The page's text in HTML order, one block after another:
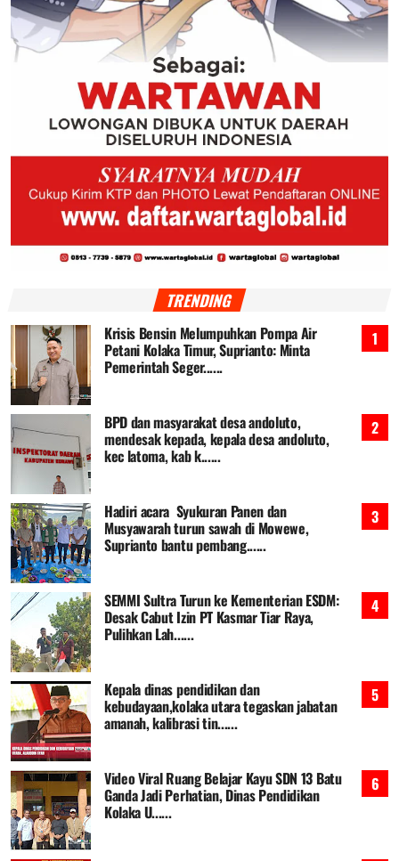
TRENDING
Krisis Bensin Melumpuhkan Pompa Air
Petani Kolaka Timur, Suprianto: Minta
Pemerintah Seger......
BPD dan masyarakat desa andoluto,
mendesak kepada, kepala desa andoluto,
kec latoma, kab k......
Hadiri acara Syukuran Panen dan
Musyawarah turun sawah di Mowewe,
Suprianto bantu pembang......
SEMMI Sultra Turun ke Kementerian ESDM:
Desak Cabut Izin PT Kasmar Tiar Raya,
Pulihkan Lah......
Kepala dinas pendidikan dan
kebudayaan,kolaka utara tegaskan jabatan
amanah, kalibrasi tin......
Video Viral Ruang Belajar Kayu SDN 13 Batu
Ganda Jadi Perhatian, Dinas Pendidikan
Kolaka U......